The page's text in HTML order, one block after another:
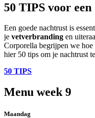
50 TIPS voor
Een goede nachtrust is
je vetverbranding en
Corporella begrijpen we
hier 50 tips om je nachtrust
50 TIPS
Menu week 9
Maandag